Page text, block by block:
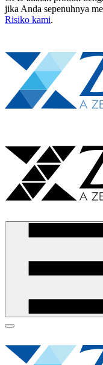
jika Anda sepenuhnya
Risiko kami.